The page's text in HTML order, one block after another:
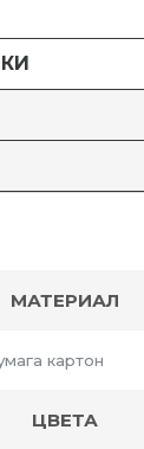
МАТЕРИАЛ
картон
ЦВЕТА